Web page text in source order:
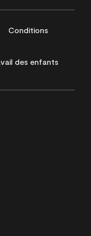
Conditions
des enfants